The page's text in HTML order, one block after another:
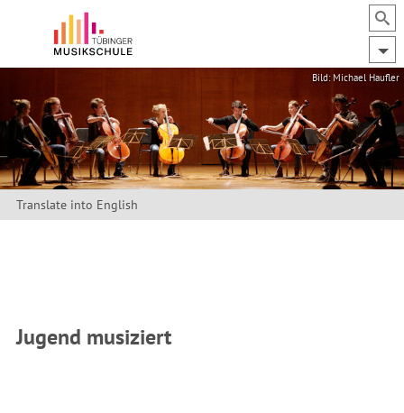
Bild: Michael Haufler
Translate into English
Jugend musiziert